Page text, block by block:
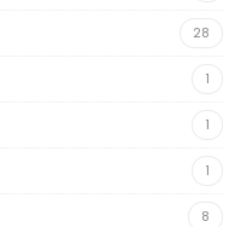
28
1
1
1
8